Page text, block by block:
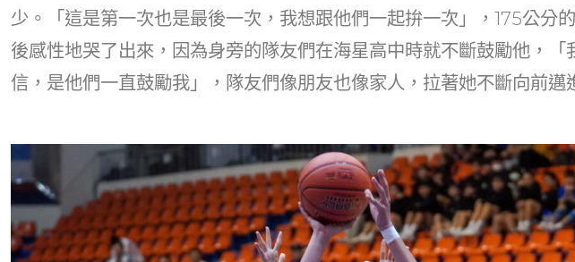
少。「這是第一次也是最後一次，我想跟他們一起拚一次」，175公分
後感性地哭了出來，因為身旁的隊友們在海星高中時就不斷鼓勵他，「
信，是他們一直鼓勵我」，隊友們像朋友也像家人，拉著她不斷向前邁